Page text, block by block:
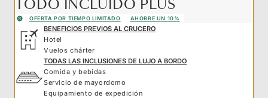
TODO INCLUIDO PLUS
OFERTA POR TIEMPO LIMITADO AHORRE UN 10%
BENEFICIOS PREVIOS AL CRUCERO
Hotel
Vuelos chárter
TODAS LAS INCLUSIONES DE LUJO A BORDO
Comida y bebidas
Servicio de mayordomo
Equipamiento de expedición